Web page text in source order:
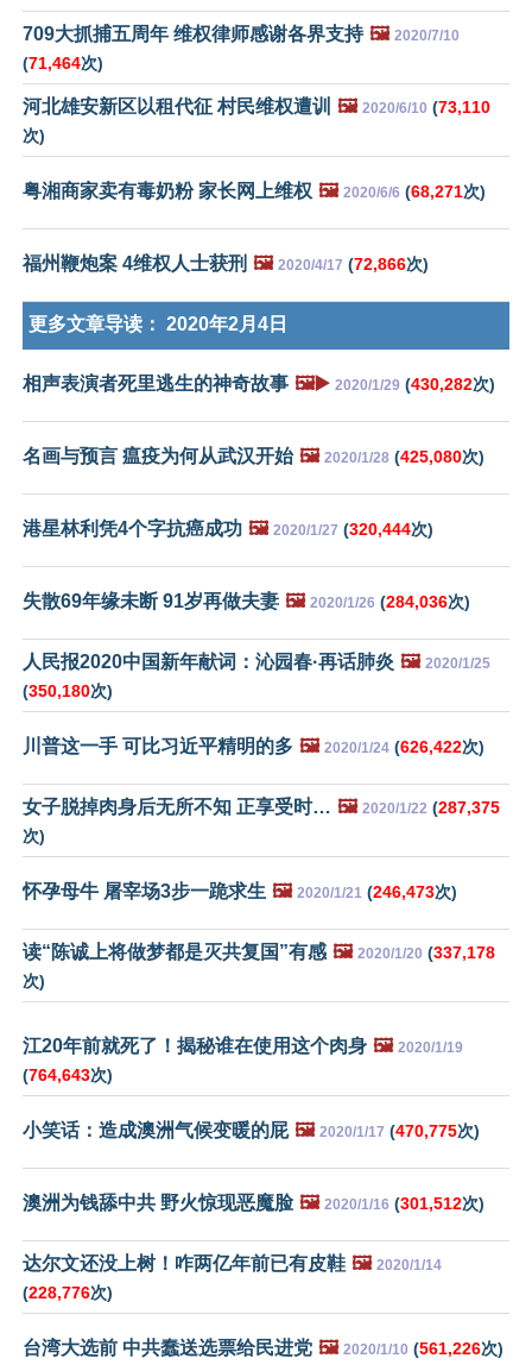
709大抓捕五周年 维权律师感谢各界支持 🖼️ 2020/7/10
(71,464次)
河北雄安新区以租代征 村民维权遭训 🖼️ 2020/6/10 (73,110
次)
粤湘商家卖有毒奶粉 家长网上维权 🖼️ 2020/6/6 (68,271次)
福州鞭炮案 4维权人士获刑 🖼️ 2020/4/17 (72,866次)
更多文章导读： 2020年2月4日
相声表演者死里逃生的神奇故事 🖼️▶️ 2020/1/29 (430,282次)
名画与预言 瘟疫为何从武汉开始 🖼️ 2020/1/28 (425,080次)
港星林利凭4个字抗癌成功 🖼️ 2020/1/27 (320,444次)
失散69年缘未断 91岁再做夫妻 🖼️ 2020/1/26 (284,036次)
人民报2020中国新年献词：沁园春·再话肺炎 🖼️ 2020/1/25
(350,180次)
川普这一手 可比习近平精明的多 🖼️ 2020/1/24 (626,422次)
女子脱掉肉身后无所不知 正享受时… 🖼️ 2020/1/22 (287,375
次)
怀孕母牛 屠宰场3步一跪求生 🖼️ 2020/1/21 (246,473次)
读“陈诚上将做梦都是灭共复国”有感 🖼️ 2020/1/20 (337,178
次)
江20年前就死了！揭秘谁在使用这个肉身 🖼️ 2020/1/19
(764,643次)
小笑话：造成澳洲气候变暖的屁 🖼️ 2020/1/17 (470,775次)
澳洲为钱舔中共 野火惊现恶魔脸 🖼️ 2020/1/16 (301,512次)
达尔文还没上树！咋两亿年前已有皮鞋 🖼️ 2020/1/14
(228,776次)
台湾大选前 中共蠢送选票给民进党 🖼️ 2020/1/10 (561,226次)